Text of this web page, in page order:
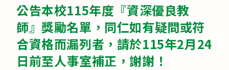
公告本校115年度『資深優良教
師』獎勵名單，同仁如有疑問或符
合資格而漏列者，請於115年2月24
日前至人事室補正，謝謝！